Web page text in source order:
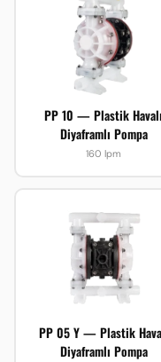
PP 10 — Plastik Havalı
Diyaframlı Pompa
160 lpm
PP 05 Y — Plastik
Diyaframlı Pompa